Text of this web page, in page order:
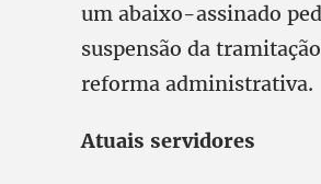
um abaixo-assinado
suspensão da
reforma administrativa.
Atuais servidores